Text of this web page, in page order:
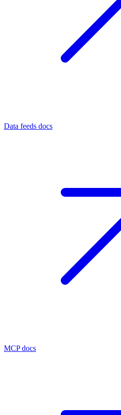
Data feeds docs
MCP docs